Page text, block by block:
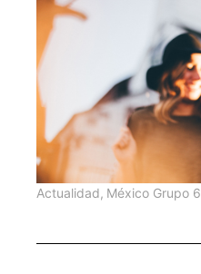
Actualidad, México Grupo 6